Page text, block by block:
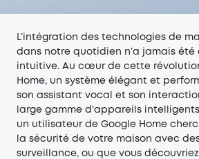
L’intégration des technologies de
dans notre quotidien n’a jamais été
intuitive. Au cœur de cette
Home, un système élégant et
son assistant vocal et son
large gamme d’appareils
un utilisateur de Google Home
la sécurité de votre maison avec
surveillance, ou que vous